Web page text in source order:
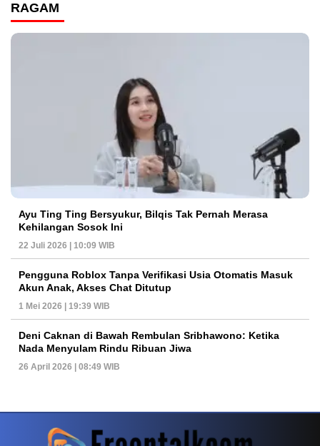
RAGAM
Ayu Ting Ting Bersyukur, Bilqis Tak Pernah Merasa
Kehilangan Sosok Ini
22 Juli 2026 | 10:09 WIB
Pengguna Roblox Tanpa Verifikasi Usia Otomatis Masuk
Akun Anak, Akses Chat Ditutup
1 Mei 2026 | 19:39 WIB
Deni Caknan di Bawah Rembulan Sribhawono: Ketika
Nada Menyulam Rindu Ribuan Jiwa
26 April 2026 | 08:49 WIB
PETIR800 LOGIN Komunitas Game Mulai Melirik Platform